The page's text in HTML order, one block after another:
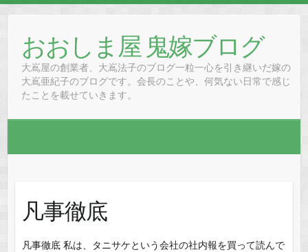
contentおおしま屋 鬼嫁ブログ
大嶌屋の創業者、大嶌法子のブログ一粒一心を引き継いだ嫁の
大嶌亜紀子のブログです。会長のことや、何気ない日常で感じ
たことを載せていきます。
凡事徹底
凡事徹底 私は、タニサケという会社の社内報を買って読んで